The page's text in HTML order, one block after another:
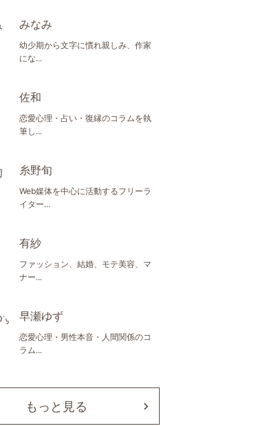
みなみ
幼少期から文字に慣れ親しみ、作家
にな...
佐和
恋愛心理・占い・復縁のコラムを執
筆し...
糸野旬
Web媒体を中心に活動するフリーラ
イター...
有紗
ファッション、結婚、モテ美容、マ
ナー...
早瀬ゆず
恋愛心理・男性本音・人間関係のコ
ラム...
もっと見る